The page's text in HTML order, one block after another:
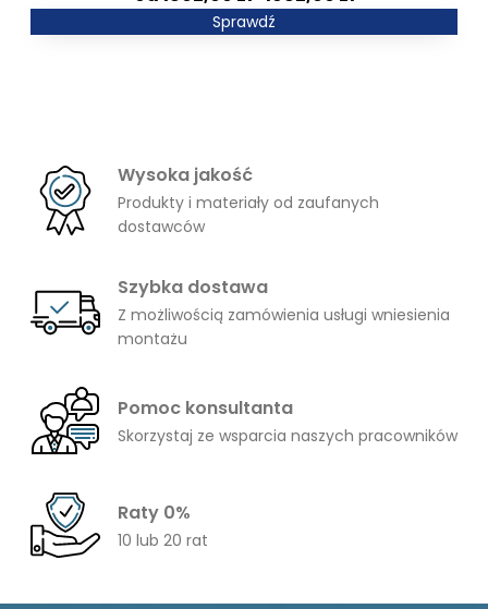
6190,00 złSprawdź
Wysoka jakość
Produkty i materiały od zaufanych
dostawców
Szybka dostawa
Z możliwością zamówienia usługi wniesienia
montażu
Pomoc konsultanta
Skorzystaj ze wsparcia naszych pracowników
Raty 0%
10 lub 20 rat